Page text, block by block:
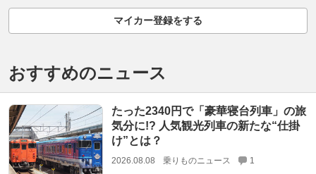
マイカー登録をする
おすすめのニュース
たった2340円で「豪華寝台列車」の旅
気分に!? 人気観光列車の新たな“仕掛
け”とは？
2026.08.08 乗りものニュース 1